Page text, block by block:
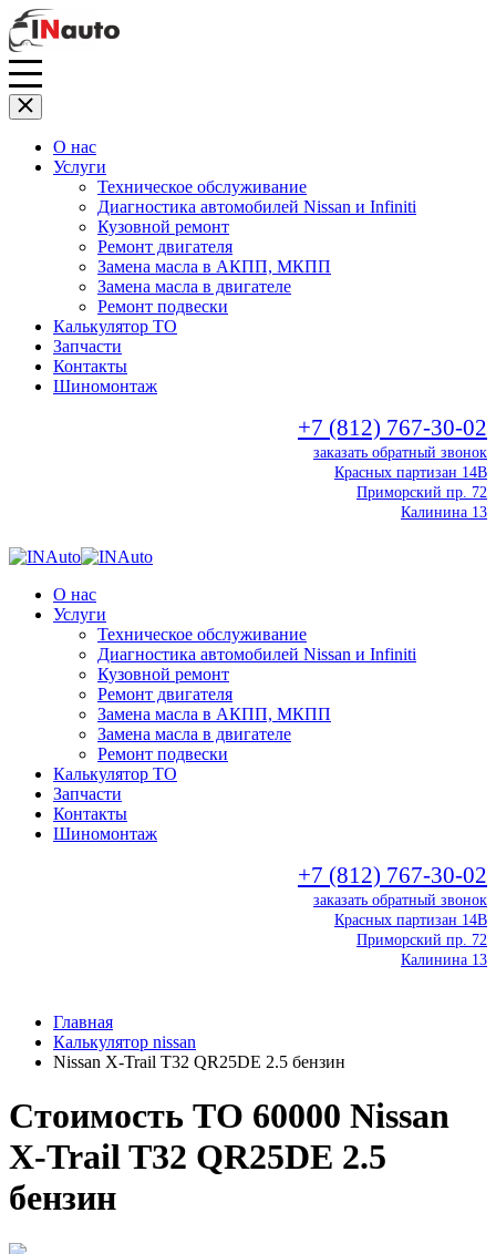
О нас
Услуги
Техническое обслуживание
Диагностика автомобилей Nissan и Infiniti
Кузовной ремонт
Ремонт двигателя
Замена масла в АКПП, МКПП
Замена масла в двигателе
Ремонт подвески
Калькулятор ТО
Запчасти
Контакты
Шиномонтаж
+7 (812) 767-30-02
заказать обратный звонок
Красных партизан 14В
Приморский пр. 72
Калинина 13
О нас
Услуги
Техническое обслуживание
Диагностика автомобилей Nissan и Infiniti
Кузовной ремонт
Ремонт двигателя
Замена масла в АКПП, МКПП
Замена масла в двигателе
Ремонт подвески
Калькулятор ТО
Запчасти
Контакты
Шиномонтаж
+7 (812) 767-30-02
заказать обратный звонок
Красных партизан 14В
Приморский пр. 72
Калинина 13
Главная
Калькулятор nissan
Nissan X-Trail T32 QR25DE 2.5 бензин
Стоимость ТО 60000 Nissan
X-Trail T32 QR25DE 2.5
бензин